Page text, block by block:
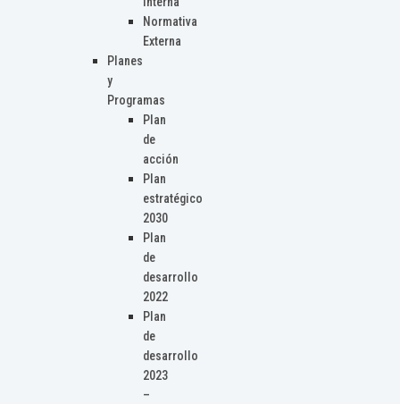
Normativa
Externa
Planes
y
Programas
Plan
de
acción
Plan
estratégico
2030
Plan
de
desarrollo
2022
Plan
de
desarrollo
2023
–